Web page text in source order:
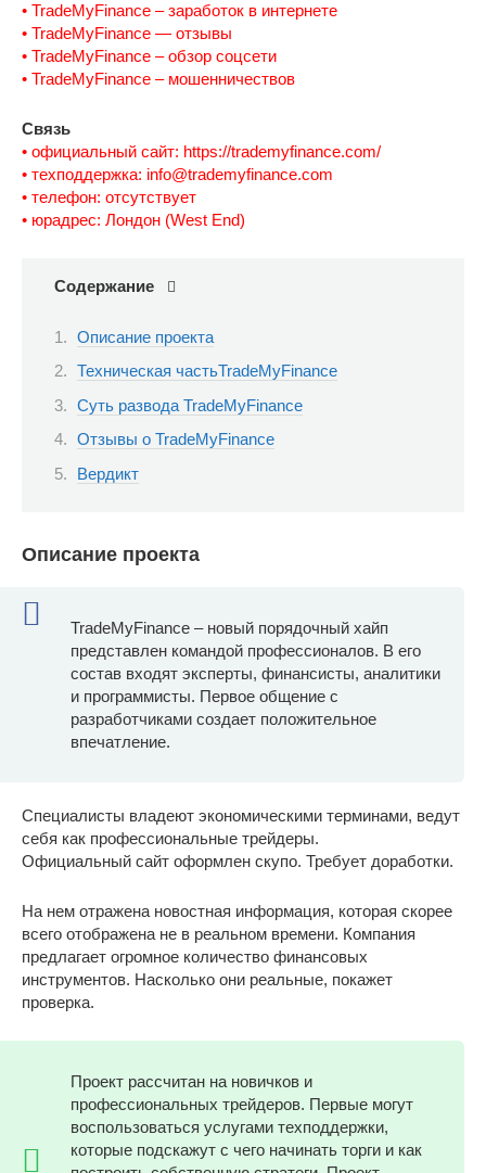
• TradeMyFinance – заработок в интернете
• TradeMyFinance — отзывы
• TradeMyFinance – обзор соцсети
• TradeMyFinance – мошенничествов
Связь
• официальный сайт: https://trademyfinance.com/
• техподдержка: info@trademyfinance.com
• телефон: отсутствует
• юрадрес: Лондон (West End)
Содержание
Описание проекта
Техническая частьTradeMyFinance
Суть развода TradeMyFinance
Отзывы о TradeMyFinance
Вердикт
Описание проекта
TradeMyFinance – новый порядочный хайп
представлен командой профессионалов. В его
состав входят эксперты, финансисты, аналитики
и программисты. Первое общение с
разработчиками создает положительное
впечатление.
Специалисты владеют экономическими терминами, ведут
себя как профессиональные трейдеры.
Официальный сайт оформлен скупо. Требует доработки.
На нем отражена новостная информация, которая скорее
всего отображена не в реальном времени. Компания
предлагает огромное количество финансовых
инструментов. Насколько они реальные, покажет
проверка.
Проект рассчитан на новичков и
профессиональных трейдеров. Первые могут
воспользоваться услугами техподдержки,
которые подскажут с чего начинать торги и как